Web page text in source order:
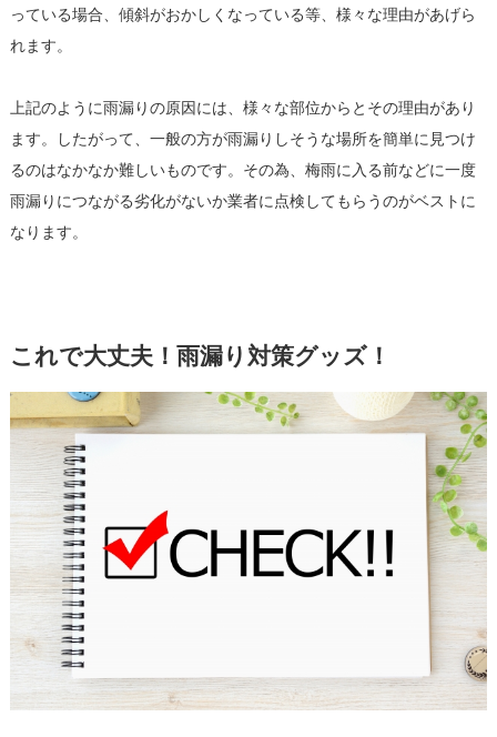
っている場合、傾斜がおかしくなっている等、様々な理由があげら
れます。
上記のように雨漏りの原因には、様々な部位からとその理由があり
ます。したがって、一般の方が雨漏りしそうな場所を簡単に見つけ
るのはなかなか難しいものです。その為、梅雨に入る前などに一度
雨漏りにつながる劣化がないか業者に点検してもらうのがベストに
なります。
これで大丈夫！雨漏り対策グッズ！